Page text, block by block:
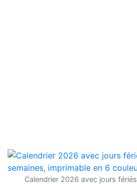
Calendrier 2026 avec jours